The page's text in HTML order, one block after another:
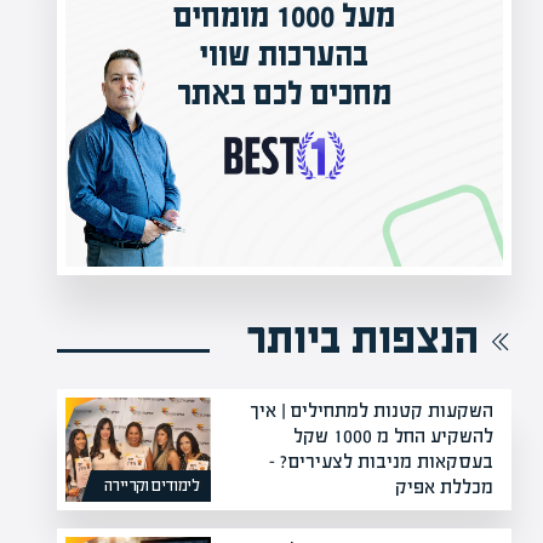
המרצים המובילים בישראל
מחכים לכם באפיק אקדמי
הקריירה החדשה שלך מעבר לפינה!
הנצפות ביותר
לימודים וקריירה
השקעות קטנות למתחילים | איך
להשקיע החל מ 1000 שקל
בעסקאות מניבות לצעירים? –
מכללת אפיק